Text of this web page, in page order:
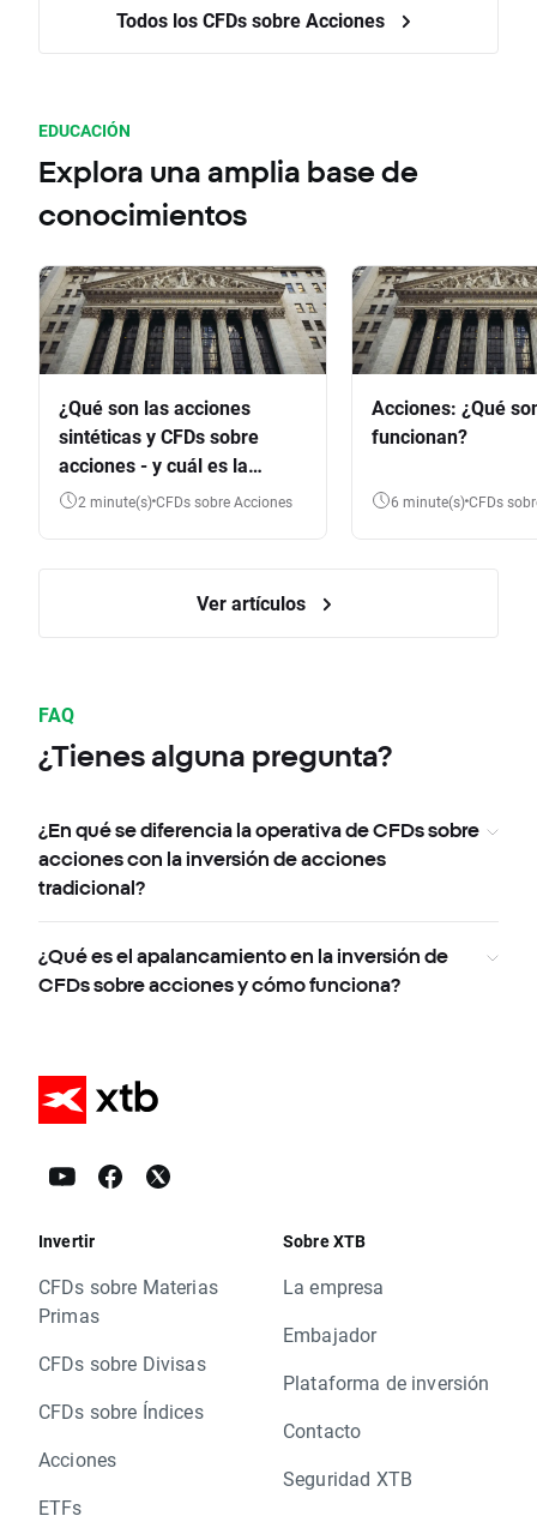
Todos los CFDs sobre Acciones
EDUCACIÓN
Explora una amplia base de
conocimientos
¿Qué son las acciones
sintéticas y CFDs sobre
acciones - y cuál es la
diferencia?
2 minute(s) CFDs sobre Acciones
Acciones: ¿Qué
funcionan?
6 minute(s) CFDs
Ver artículos
FAQ
¿Tienes alguna pregunta?
¿En qué se diferencia la operativa de CFDs sobre
acciones con la inversión de acciones
tradicional?
¿Qué es el apalancamiento en la inversión de
CFDs sobre acciones y cómo funciona?
Invertir
CFDs sobre Materias
Primas
CFDs sobre Divisas
CFDs sobre Índices
Acciones
ETFs
Sobre XTB
La empresa
Embajador
Plataforma de inversión
Contacto
Seguridad XTB